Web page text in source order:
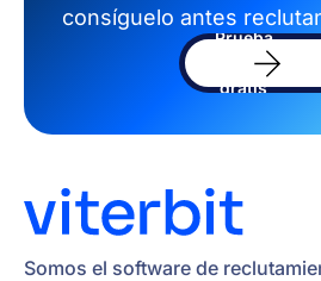
consíguelo antes
Prueba
software
gratis
Somos el software de